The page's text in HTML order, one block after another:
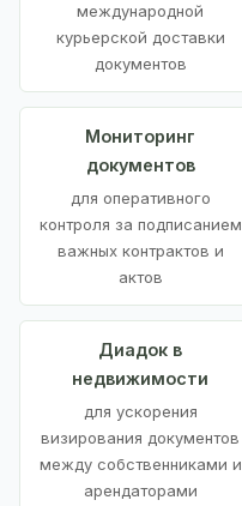
международной
курьерской доставки
документов
Мониторинг
документов
для оперативного
контроля за подписанием
важных контрактов и
актов
Диадок в
недвижимости
для ускорения
визирования документов
между собственниками и
арендаторами